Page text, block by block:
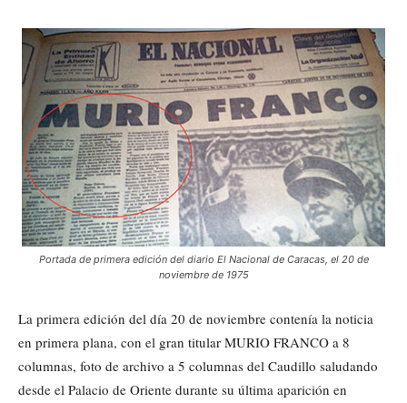
Portada de primera edición del diario El Nacional de Caracas, el 20 de
noviembre de 1975
La primera edición del día 20 de noviembre contenía la noticia
en primera plana, con el gran titular MURIO FRANCO a 8
columnas, foto de archivo a 5 columnas del Caudillo saludando
desde el Palacio de Oriente durante su última aparición en